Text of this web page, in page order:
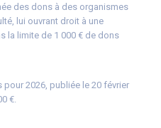
des dons à des organismes
lui ouvrant droit à une
la limite de 1 000 € de dons
2026, publiée le 20 février
€.